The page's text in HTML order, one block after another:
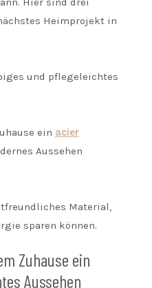
Heimprojekt in
und pflegeleichtes
ein acier
Aussehen
Material,
sparen können.
Zuhause ein
Aussehen